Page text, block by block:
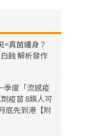
=真菌纏身？
蝕 解析發作
季度「流感疫
疫苗 8類人可
底先到港【附